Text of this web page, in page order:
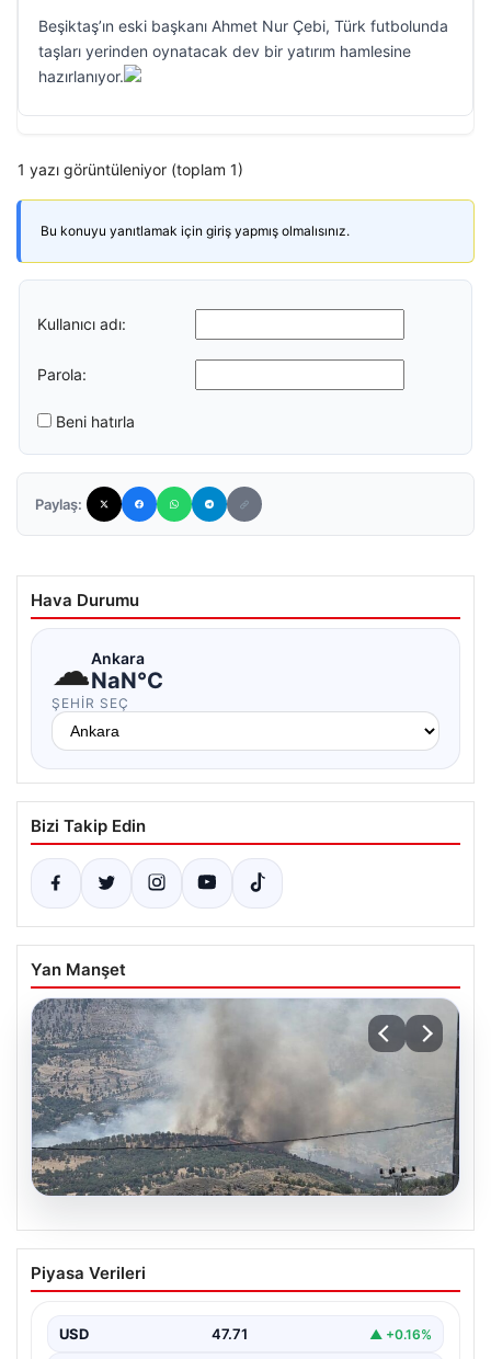
Beşiktaş’ın eski başkanı Ahmet Nur Çebi, Türk futbolunda
taşları yerinden oynatacak dev bir yatırım hamlesine
hazırlanıyor.
1 yazı görüntüleniyor (toplam 1)
Bu konuyu yanıtlamak için giriş yapmış olmalısınız.
Kullanıcı adı:
Parola:
Beni hatırla
Paylaş:
Hava Durumu
☁Ankara
NaN°C
ŞEHIR SEÇ
Bizi Takip Edin
Yan Manşet
06.08.2026
Adıyaman’da orman yangını. Ekipler
müdahale ediyor
Alınmaya Çalışılıyor", "content": "Adıyaman iline bağlı
Gerger…
Piyasa Verileri
USD 47.71 ▲ +0.16%